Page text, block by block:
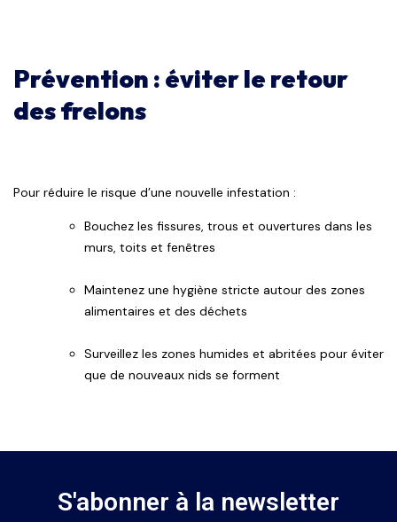
Prévention : éviter le retour
des frelons
Pour réduire le risque d’une nouvelle infestation :
Bouchez les fissures, trous et ouvertures dans les
murs, toits et fenêtres
Maintenez une hygiène stricte autour des zones
alimentaires et des déchets
Surveillez les zones humides et abritées pour éviter
que de nouveaux nids se forment
S'abonner à la newsletter